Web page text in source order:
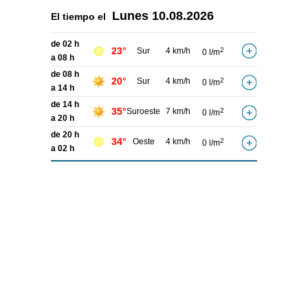
El tiempo el Lunes 10.08.2026
de 02 h
a 08 h
23° Sur 4 km/h 0 l/m2
de 08 h
a 14 h
20° Sur 4 km/h 0 l/m2
de 14 h
a 20 h
35°Suroeste 7 km/h 0 l/m2
de 20 h
a 02 h
34° Oeste 4 km/h 0 l/m2